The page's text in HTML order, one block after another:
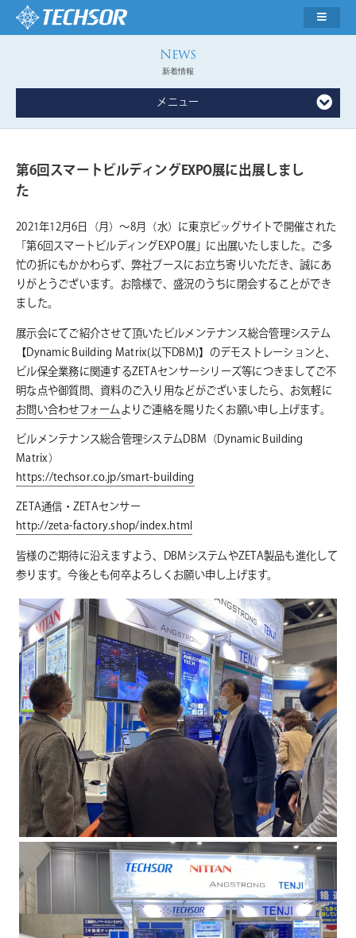
新着情報
メニュー
第6回スマートビルディングEXPO展に出展しまし
た
2021年12月6日（月）～8月（水）に東京ビッグサイトで開催された
「第6回スマートビルディングEXPO展」に出展いたしました。ご多
忙の折にもかかわらず、弊社ブースにお立ち寄りいただき、誠にあ
りがとうございます。お陰様で、盛況のうちに閉会することができ
ました。
展示会にてご紹介させて頂いたビルメンテナンス総合管理システム
【Dynamic Building Matrix(以下DBM)】のデモストレーションと、
ビル保全業務に関連するZETAセンサーシリーズ等につきましてご不
明な点や御質問、資料のご入り用などがございましたら、お気軽に
お問い合わせフォームよりご連絡を賜りたくお願い申し上げます。
ビルメンテナンス総合管理システムDBM（Dynamic Building
Matrix）
https://techsor.co.jp/smart-building
ZETA通信・ZETAセンサー
http://zeta-factory.shop/index.html
皆様のご期待に沿えますよう、DBMシステムやZETA製品も進化して
参ります。今後とも何卒よろしくお願い申し上げます。